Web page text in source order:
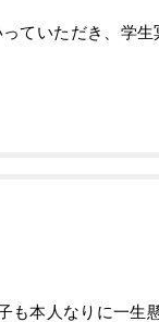
ていただき、学生
本人なりに一生